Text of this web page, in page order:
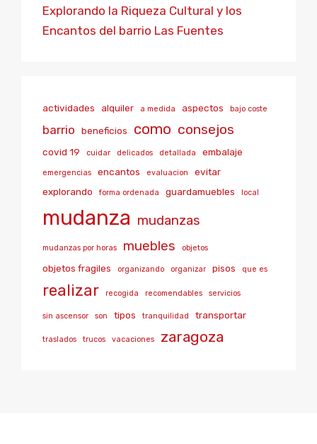
Explorando la Riqueza Cultural y los
Encantos del barrio Las Fuentes
actividades alquiler a medida aspectos bajo coste
barrio beneficios como consejos
covid 19 cuidar delicados detallada embalaje
emergencias encantos evaluacion
evitar
explorando
forma ordenada guardamuebles local
mudanza mudanzas
mudanzas por horas muebles objetos
objetos fragiles organizando organizar pisos que es
realizar recogida recomendables servicios
sin ascensor son tipos tranquilidad transportar
traslados trucos vacaciones zaragoza